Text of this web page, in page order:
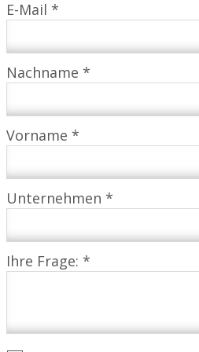
E-Mail *
Nachname *
Vorname *
Unternehmen *
Ihre Frage: *